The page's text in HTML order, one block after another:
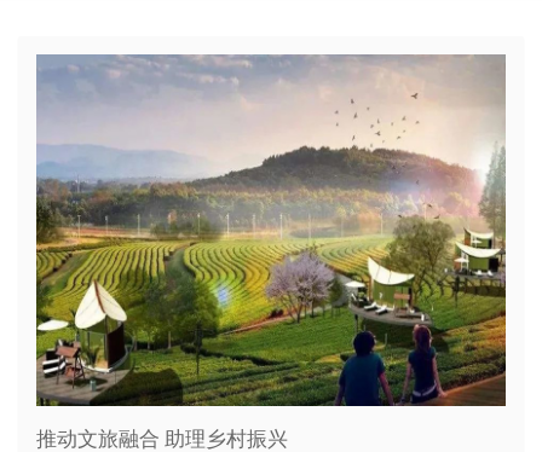
推动文旅融合 助理乡村振兴